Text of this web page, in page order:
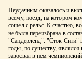
Неудачным оказалось и
всему, поезд, на котором
сошел с рельс. К счастью,
не была переизбрана в
"Сандерленд". "Сток Сити"
годы, по существу,
завоевал в нем